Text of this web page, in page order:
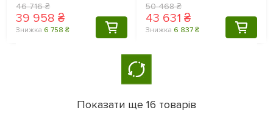
39 958 ₴
46 716 ₴
Знижка 6 758 ₴
43 631 ₴
50 468 ₴
Знижка 6 837 ₴
Показати ще 16 товарів